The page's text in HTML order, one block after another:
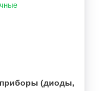
(диоды,